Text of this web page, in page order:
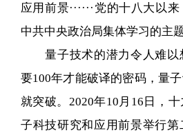
应用前景······党的十八大以
中共中央政治局集体学习的主题
量子技术的潜力令人难以
要100年才能破译的密码，量
就突破。2020年10月16日，
子科技研究和应用前景举行第